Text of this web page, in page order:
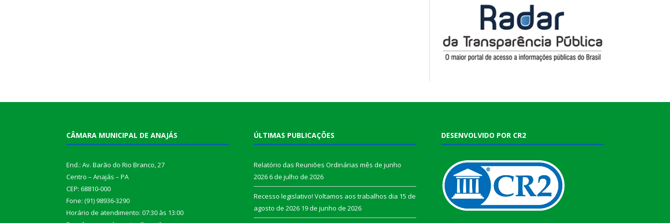
CÂMARA MUNICIPAL DE ANAJÁS
End.: Av. Barão do Rio Branco, 27
Centro – Anajás – PA
CEP: 68810-000
Fone: (91) 98936-3290
Horário de atendimento: 07:30 às 13:00
ÚLTIMAS PUBLICAÇÕES
Relatório das Reuniões Ordinárias mês de junho
20266 de julho de 2026
Recesso legislativo! Voltamos aos trabalhos dia 15 de
agosto de 2026 19 de junho de 2026
DESENVOLVIDO POR CR2